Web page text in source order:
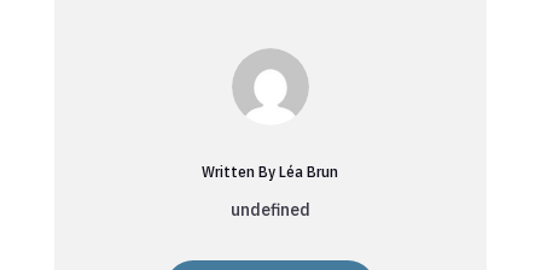
Written By Léa Brun
undefined